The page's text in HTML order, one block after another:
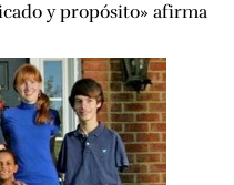
y propósito» afirma